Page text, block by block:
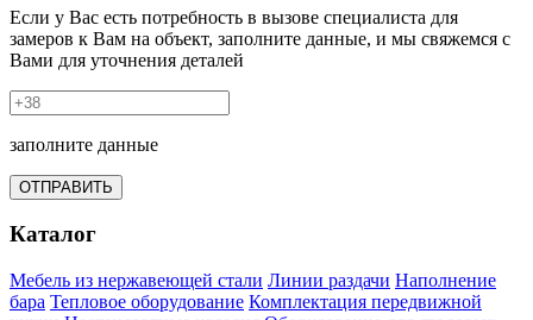
Если у Вас есть потребность в вызове специалиста для
замеров к Вам на объект, заполните данные, и мы свяжемся с
Вами для уточнения деталей
заполните данные
ОТПРАВИТЬ
Каталог
Мебель из нержавеющей стали Линии раздачи Наполнение
бара Тепловое оборудование Комплектация передвижной